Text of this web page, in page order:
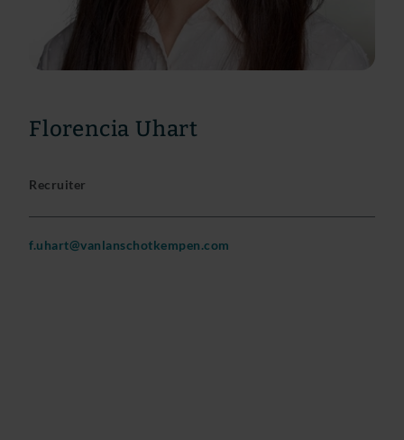
Florencia Uhart
Recruiter
f.uhart@vanlanschotkempen.com